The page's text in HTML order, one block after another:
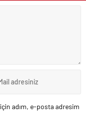
adım, e-posta adresim